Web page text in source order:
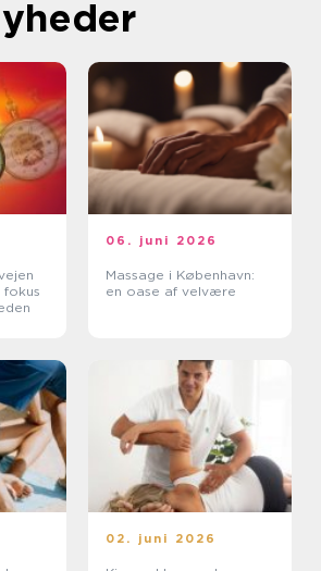
06. juni 2026
Massage i København:
en oase af velvære
02. juni 2026